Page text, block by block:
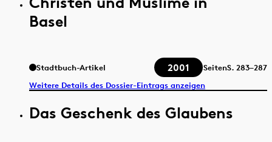
Basel
Stadtbuch-Artikel 2001 SeitenS. 283–287
Weitere Details des Dossier-Eintrags anzeigen
Das Geschenk des Glaubens